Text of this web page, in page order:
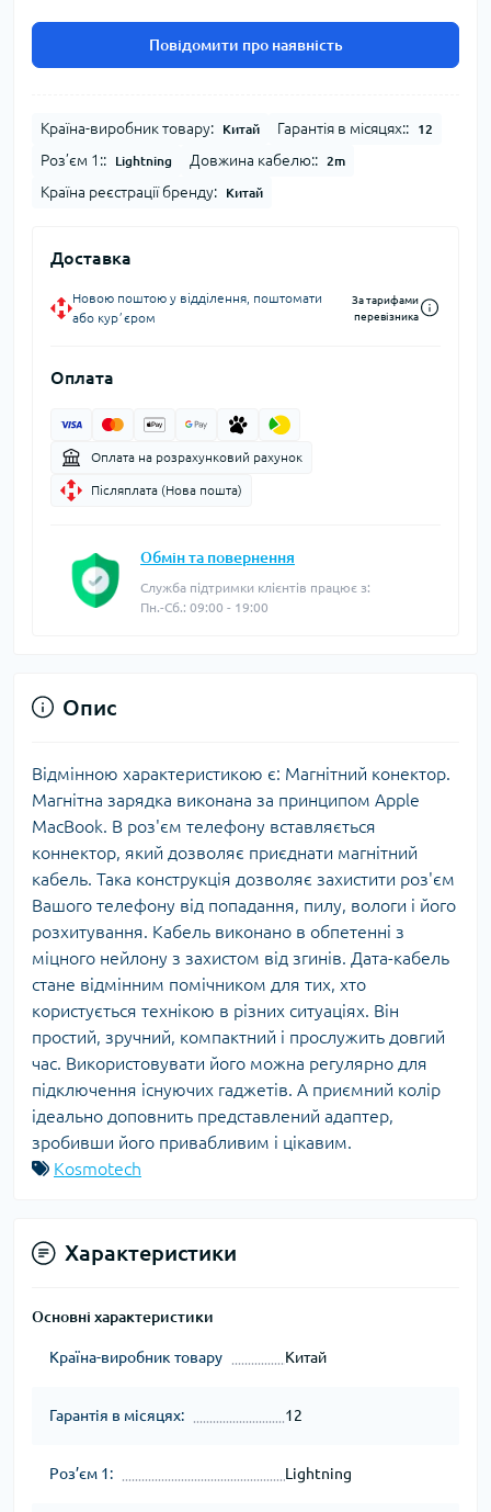
Повідомити про наявність
Країна-виробник товару: Китай Гарантія в місяцях:: 12
Роз’єм 1:: Lightning Довжина кабелю:: 2m
Країна реєстрації бренду: Китай
Доставка
Новою поштою у відділення, поштомати
або курʼєром
За тарифами
перевізника
Оплата
Оплата на розрахунковий рахунок
Післяплата (Нова пошта)
Обмін та повернення
Служба підтримки клієнтів працює з:
Пн.-Сб.: 09:00 - 19:00
Опис
Відмінною характеристикою є: Магнітний конектор.
Магнітна зарядка виконана за принципом Apple
MacBook. В роз'єм телефону вставляється
коннектор, який дозволяє приєднати магнітний
кабель. Така конструкція дозволяє захистити роз'єм
Вашого телефону від попадання, пилу, вологи і його
розхитування. Кабель виконано в обпетенні з
міцного нейлону з захистом від згинів. Дата-кабель
стане відмінним помічником для тих, хто
користується технікою в різних ситуаціях. Він
простий, зручний, компактний і прослужить довгий
час. Використовувати його можна регулярно для
підключення існуючих гаджетів. А приємний колір
ідеально доповнить представлений адаптер,
зробивши його привабливим і цікавим.
Kosmotech
Характеристики
Основні характеристики
Країна-виробник товару Китай
Гарантія в місяцях: 12
Роз’єм 1: Lightning